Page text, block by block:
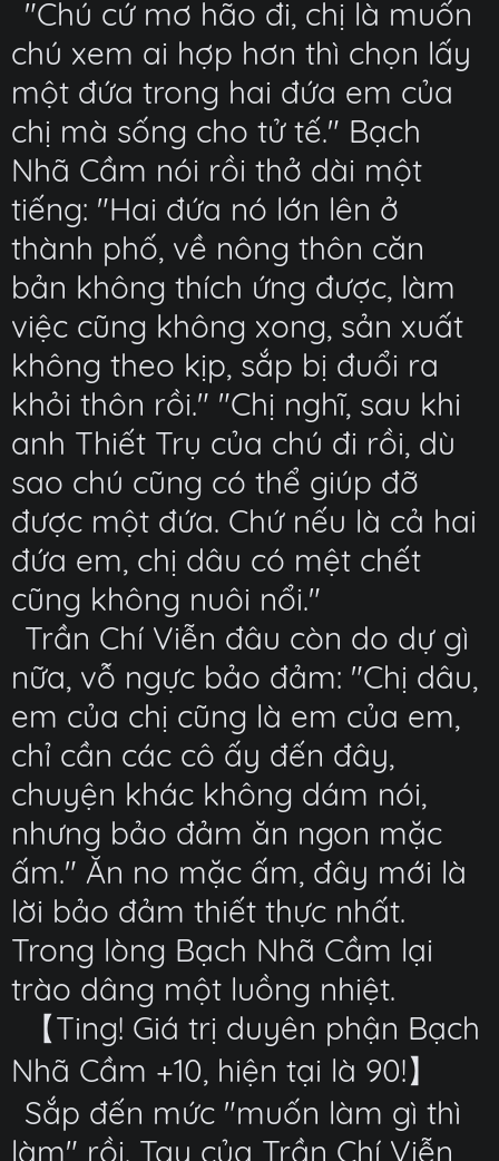
"Chú cứ mơ hão đi, chị là muốn
chú xem ai hợp hơn thì chọn lấy
một đứa trong hai đứa em của
chị mà sống cho tử tế." Bạch
Nhã Cầm nói rồi thở dài một
tiếng: "Hai đứa nó lớn lên ở
thành phố, về nông thôn căn
bản không thích ứng được, làm
việc cũng không xong, sản xuất
không theo kịp, sắp bị đuổi ra
khỏi thôn rồi." "Chị nghĩ, sau khi
anh Thiết Trụ của chú đi rồi, dù
sao chú cũng có thể giúp đỡ
được một đứa. Chứ nếu là cả hai
đứa em, chị dâu có mệt chết
cũng không nuôi nổi."
Trần Chí Viễn đâu còn do dự gì
nữa, vỗ ngực bảo đảm: "Chị dâu,
em của chị cũng là em của em,
chỉ cần các cô ấy đến đây,
chuyện khác không dám nói,
nhưng bảo đảm ăn ngon mặc
ấm." Ăn no mặc ấm, đây mới là
lời bảo đảm thiết thực nhất.
Trong lòng Bạch Nhã Cầm lại
trào dâng một luồng nhiệt.
【Ting! Giá trị duyên phận Bạch
Nhã Cầm +10, hiện tại là 90!】
Sắp đến mức "muốn làm gì thì
làm" rồi. Tay của Trần Chí Viễn